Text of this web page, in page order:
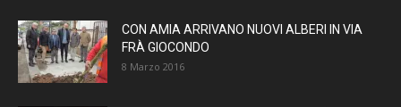
CON AMIA ARRIVANO NUOVI ALBERI IN VIA
FRÀ GIOCONDO
8 Marzo 2016